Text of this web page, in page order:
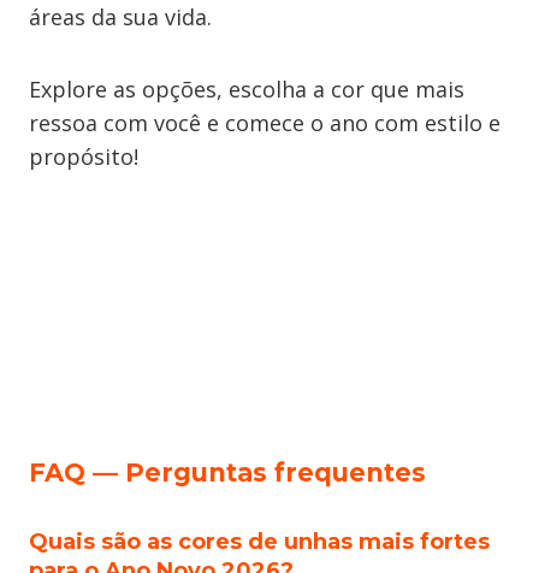
áreas da sua vida.
Explore as opções, escolha a cor que mais
ressoa com você e comece o ano com estilo e
propósito!
FAQ — Perguntas frequentes
Quais são as cores de unhas mais fortes